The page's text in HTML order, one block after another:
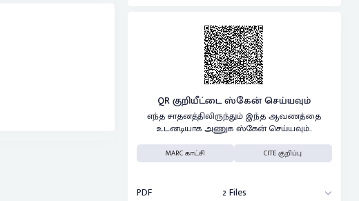
QR குறியீட்டை ஸ்கேன் செய்யவும்
எந்த சாதனத்திலிருந்தும் இந்த ஆவணத்தை
உடனடியாக அணுக ஸ்கேன் செய்யவும்..
MARC காட்சி CITE குறிப்பு
PDF 2 Files